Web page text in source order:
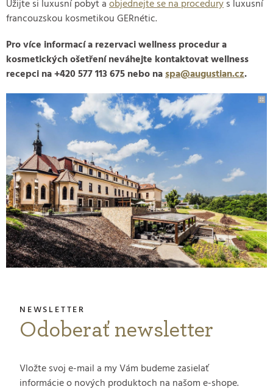
Užijte si luxusní pobyt aobjednejte se na procedurys luxusní
francouzskou kosmetikou GERnétic.
Pro více informací a rezervaci wellness procedur a
kosmetických ošetření neváhejte kontaktovat wellness
recepci na +420 577 113 675 nebo naspa@augustian.cz.
Odoberať newsletter
Vložte svoj e-mail a my Vám budeme zasielať
informácie o nových produktoch na našom e-shope.